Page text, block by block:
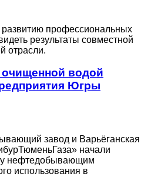
развитию профессиональных
результаты совместной
отрасли.
водой
Югры
завод и Варьёганская
начали
нефтедобывающим
использования в